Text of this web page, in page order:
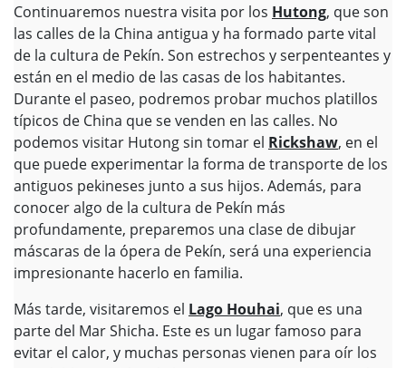
Continuaremos nuestra visita por los Hutong, que son
las calles de la China antigua y ha formado parte vital
de la cultura de Pekín. Son estrechos y serpenteantes y
están en el medio de las casas de los habitantes.
Durante el paseo, podremos probar muchos platillos
típicos de China que se venden en las calles. No
podemos visitar Hutong sin tomar el Rickshaw, en el
que puede experimentar la forma de transporte de los
antiguos pekineses junto a sus hijos. Además, para
conocer algo de la cultura de Pekín más
profundamente, preparemos una clase de dibujar
máscaras de la ópera de Pekín, será una experiencia
impresionante hacerlo en familia.
Más tarde, visitaremos el Lago Houhai, que es una
parte del Mar Shicha. Este es un lugar famoso para
evitar el calor, y muchas personas vienen para oír los